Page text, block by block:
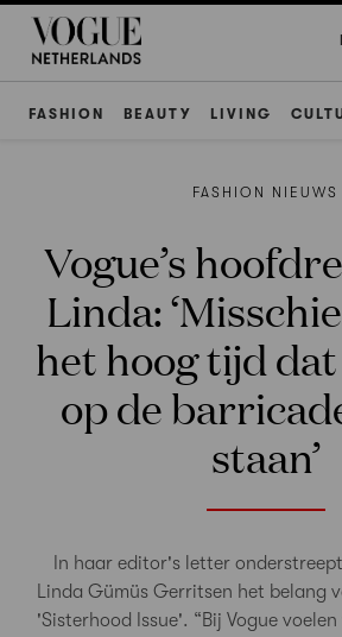
FASHION BEAUTY LIVING
FASHION NIEUWS
Vogue’s
Linda:
het hoog tijd
op de
staan’
In haar editor's letter
Linda Gümüs Gerritsen het belang
'Sisterhood Issue'. “Bij Vogue